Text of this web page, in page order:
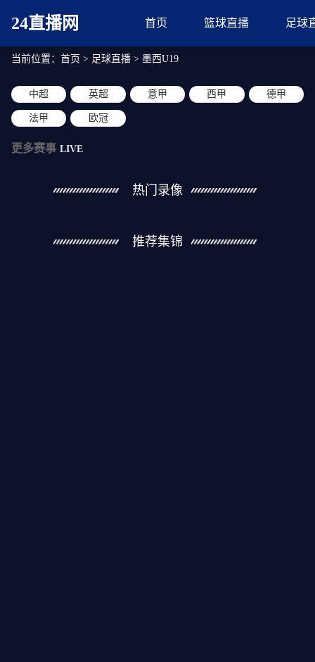
24直播网 首页 篮球直播 足球
当前位置： 首页 > 足球直播 > 墨西U19
中超 英超 意甲 西甲 德甲
法甲 欧冠
更多赛事 LIVE
热门录像
推荐集锦